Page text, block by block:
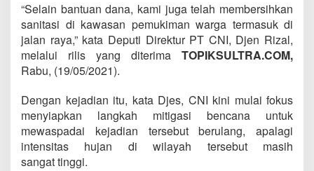
“Selain bantuan dana, kami juga telah membersihkan
sanitasi di kawasan pemukiman warga termasuk di
jalan raya,” kata Deputi Direktur PT CNI, Djen Rizal,
melalui rilis yang diterima TOPIKSULTRA.COM,
Rabu, (19/05/2021).
Dengan kejadian itu, kata Djes, CNI kini mulai fokus
menyiapkan langkah mitigasi bencana untuk
mewaspadai kejadian tersebut berulang, apalagi
intensitas hujan di wilayah tersebut masih
sangat tinggi.